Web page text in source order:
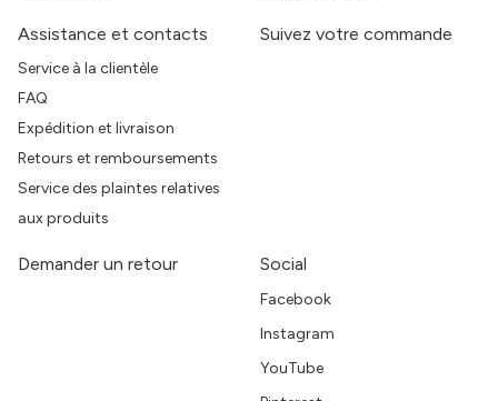
Assistance et contacts
Service à la clientèle
FAQ
Expédition et livraison
Retours et remboursements
Service des plaintes relatives
aux produits
Suivez votre commande
Demander un retour Social
Facebook
Instagram
YouTube